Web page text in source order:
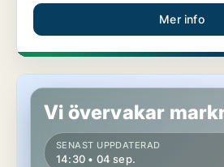
Mer info
Hus i Sölvesborg
Vi övervakar
SENAST UPPDATERAD
14:30 • 04 sep.